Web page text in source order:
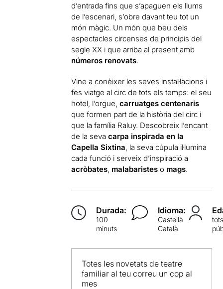
d’entrada fins que s’apaguen els llums
de l’escenari, s’obre davant teu tot un
món màgic. Un món que beu dels
espectacles circenses de principis del
segle XX i que arriba al present amb
números renovats.
Vine a conèixer les seves instal·lacions i
fes viatge al circ de tots els temps: el seu
hotel, l’orgue,carruatges centenaris
que formen part de la història del circ i
que la família Raluy. Descobreix l’encant
de la sevacarpa inspirada en la
Capella Sixtina, la seva cúpula il·lumina
cada funció i serveix d’inspiració a
acròbates, malabaristes o mags.
Durada:
100
minuts
Idioma:
Castellà
Català
Totes les novetats de teatre
familiar al teu correu un cop al
mes